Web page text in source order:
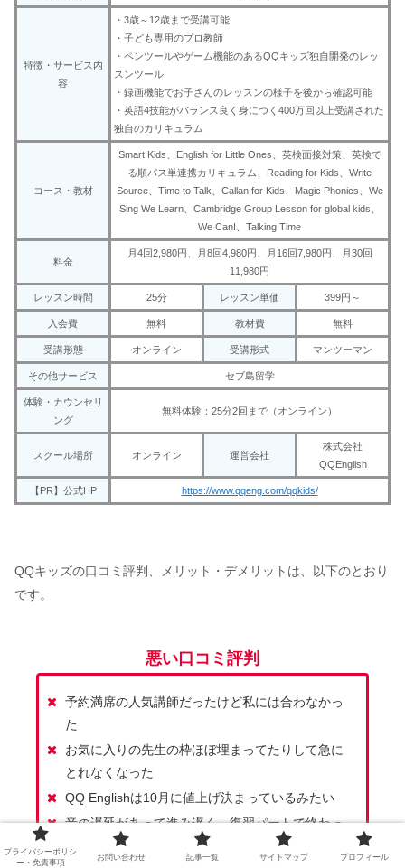
特徴・サービス内
容
・3歳～12歳まで受講可能
・子ども専用のプロ教師
・ペンツールやゲーム機能のあるQQキッズ独自開発のレッ
スンツール
・録画機能でお子さんのレッスンの様子を後から確認可能
・英語4技能がバランス良く身につく400万回以上受講された
独自のカリキュラム
コース・教材
Smart Kids、English for Little Ones、英検面接対策、英検で
る順パス単連携カリキュラム、Reading for Kids、Write
Source、Time to Talk、Callan for Kids、Magic Phonics、We
Sing We Learn、Cambridge Group Lesson for global kids、
We Can!、Talking Time
料金
月4回2,980円、月8回4,980円、月16回7,980円、月30回
11,980円
レッスン時間 25分 レッスン単価 399円～
入会費 無料 教材費 無料
受講形態 オンライン 受講形式 マンツーマン
その他サービス セブ島留学
体験・カウンセリ
ング
無料体験：25分2回まで（オンライン）
スクール場所 オンライン 運営会社
株式会社
QQEnglish
【PR】公式HP https://www.qqeng.com/qqkids/
QQキッズの口コミ評判、メリット・デメリットは、以下のとおり
です。
悪い口コミ評判
予約満席の人気講師だったけど私には合わなかっ
た
お気に入りの先生の枠ほぼ埋まってたりして急に
とれなくなった
QQ Englishは10月に値上げ決まっているみたい
音の遅延があって進み遅く、復習パートで終わっ
てしまったの残念
プライバシーポリシ
ー・免責事項
お問い合わせ 記事一覧 サイトマップ プロフィール